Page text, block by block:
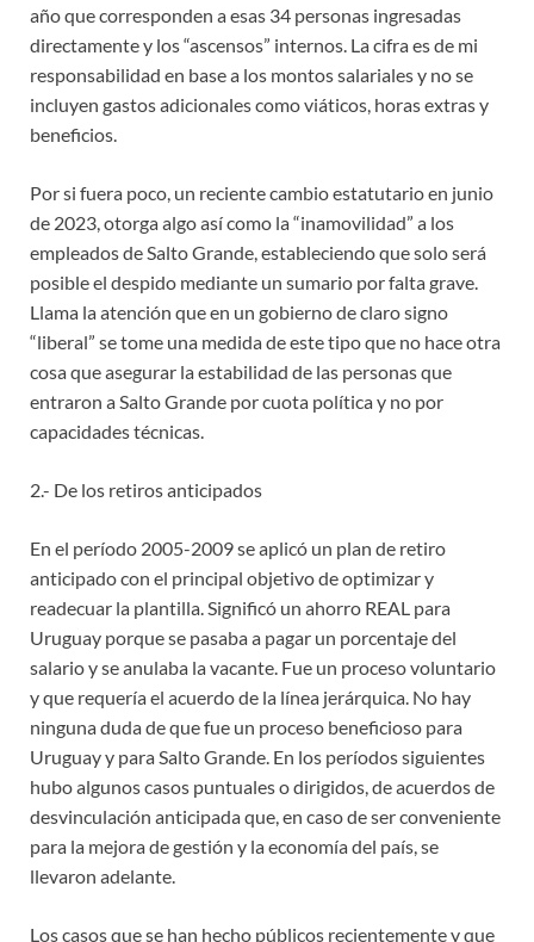
año que corresponden a esas 34 personas ingresadas
directamente y los “ascensos” internos. La cifra es de mi
responsabilidad en base a los montos salariales y no se
incluyen gastos adicionales como viáticos, horas extras y
beneficios.
Por si fuera poco, un reciente cambio estatutario en junio
de 2023, otorga algo así como la “inamovilidad” a los
empleados de Salto Grande, estableciendo que solo será
posible el despido mediante un sumario por falta grave.
Llama la atención que en un gobierno de claro signo
“liberal” se tome una medida de este tipo que no hace otra
cosa que asegurar la estabilidad de las personas que
entraron a Salto Grande por cuota política y no por
capacidades técnicas.
2.- De los retiros anticipados
En el período 2005-2009 se aplicó un plan de retiro
anticipado con el principal objetivo de optimizar y
readecuar la plantilla. Significó un ahorro REAL para
Uruguay porque se pasaba a pagar un porcentaje del
salario y se anulaba la vacante. Fue un proceso voluntario
y que requería el acuerdo de la línea jerárquica. No hay
ninguna duda de que fue un proceso beneficioso para
Uruguay y para Salto Grande. En los períodos siguientes
hubo algunos casos puntuales o dirigidos, de acuerdos de
desvinculación anticipada que, en caso de ser conveniente
para la mejora de gestión y la economía del país, se
llevaron adelante.
Los casos que se han hecho públicos recientemente y que